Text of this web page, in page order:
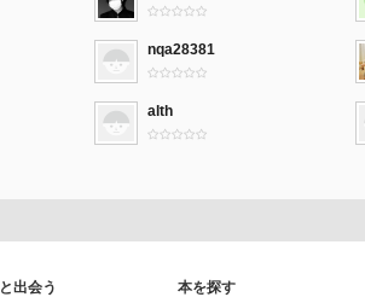
nqa28381
alth
出会う 本を探す